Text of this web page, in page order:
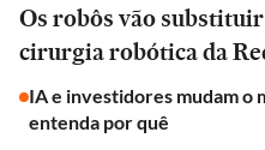
Os robôs vão
cirurgia robótica da
IA e investidores mudam o
entenda por quê